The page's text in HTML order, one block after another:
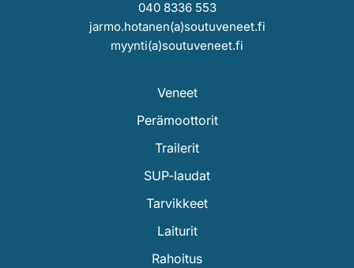
040 8336 553
jarmo.hotanen(a)soutuveneet.fi
myynti(a)soutuveneet.fi
Veneet
Perämoottorit
Trailerit
SUP-laudat
Tarvikkeet
Laiturit
Rahoitus